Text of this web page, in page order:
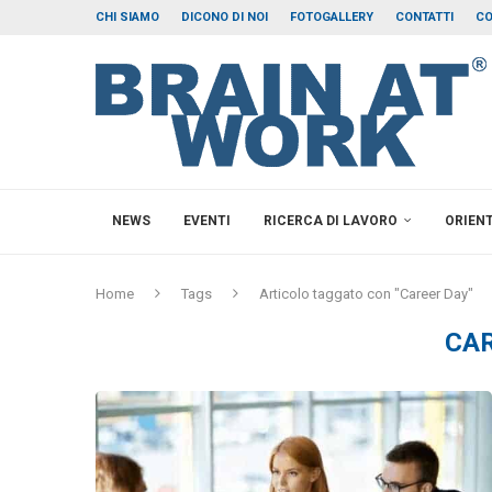
CHI SIAMO DICONO DI NOI FOTOGALLERY CONTATTI
NEWS EVENTI RICERCA DI LAVORO
Home Tags Articolo taggato con "Career Day"